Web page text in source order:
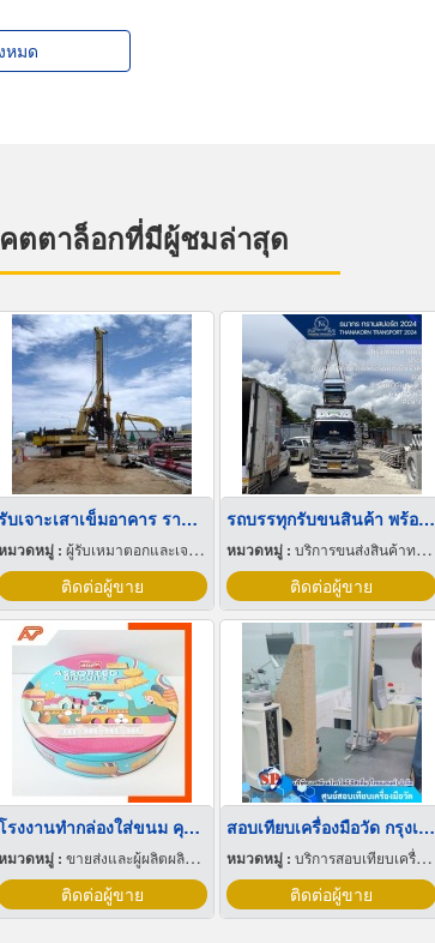
หมด
ตตาล็อกที่มีผู้ชมล่าสุด
รับเจาะเสาเข็มอาคาร ราคาถูก
มวดหมู่ : ผู้รับเหมาตอกและเจาะเสาเข็ม
ติดต่อผู้ขาย
รถบรรทุกรับขนสินค้า พร้อมคนยกของ
หมวดหมู่ : บริการขนส่งสินค้าทางบก
ติดต่อผู้ขาย
โรงงานทำกล่องใส่ขนม คุกกี้ บิสกิต แครกเกอร์
มวดหมู่ : ขายส่งและผู้ผลิตผลิตภัณฑ์พิเศษพลาสติก
ติดต่อผู้ขาย
สอบเทียบเครื่องมือวัด กรุงเทพ
หมวดหมู่ : บริการสอบเทียบเครื่องมือวัด
ติดต่อผู้ขาย